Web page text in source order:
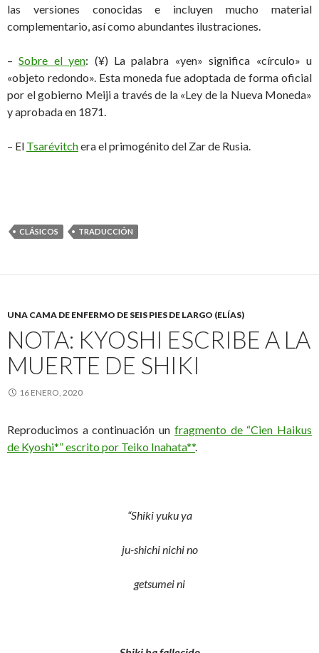
las versiones conocidas e incluyen mucho material
complementario, así como abundantes ilustraciones.
–Sobre el yen: (¥) La palabra «yen» significa «círculo» u
«objeto redondo». Esta moneda fue adoptada de forma oficial
por el gobierno Meiji a través de la «Ley de la Nueva Moneda»
y aprobada en 1871.
– El Tsarévitchera el primogénito del Zar de Rusia.
CLÁSICOS TRADUCCIÓN
UNA CAMA DE ENFERMO DE SEIS PIES DE LARGO (ELÍAS)
NOTA: KYOSHI ESCRIBE A LA
MUERTE DE SHIKI
16 ENERO, 2020
Reproducimos a continuación un fragmento de “Cien Haikus
de Kyoshi*” escrito por Teiko Inahata**.
“Shiki yuku ya
ju-shichi nichi no
getsumei ni